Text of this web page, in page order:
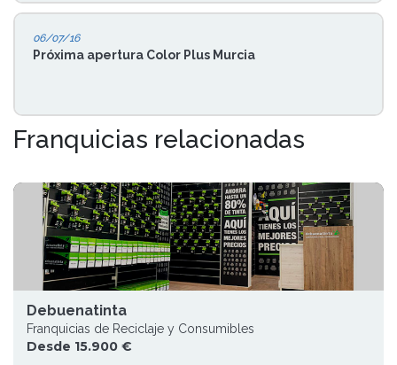
06/07/16
Próxima apertura Color Plus Murcia
Franquicias relacionadas
Debuenatinta
Franquicias de Reciclaje y Consumibles
Desde 15.900 €